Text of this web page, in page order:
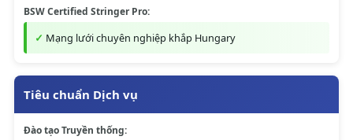
BSW Certified Stringer Pro:
Mạng lưới chuyên nghiệp khắp Hungary
Tiêu chuẩn Dịch vụ
Đào tạo Truyền thống: